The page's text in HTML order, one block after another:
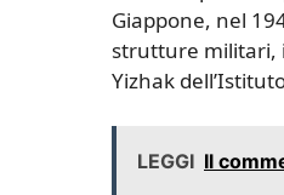
Giappone, nel
strutture militari,
Yizhak
LEGGI Il